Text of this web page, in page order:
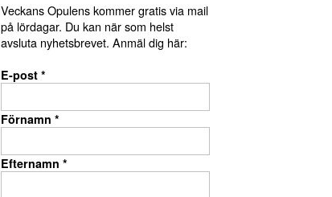
Veckans Opulens kommer gratis via mail
på lördagar. Du kan när som helst
avsluta nyhetsbrevet. Anmäl dig här:
E-post *
Förnamn *
Efternamn *